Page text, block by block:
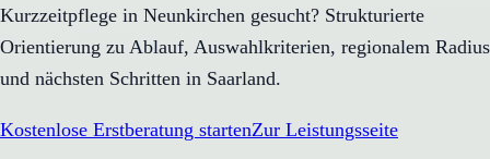
Kurzzeitpflege in Neunkirchen gesucht? Strukturierte
Orientierung zu Ablauf, Auswahlkriterien, regionalem Radius
und nächsten Schritten in Saarland.
Kostenlose Erstberatung startenZur Leistungsseite